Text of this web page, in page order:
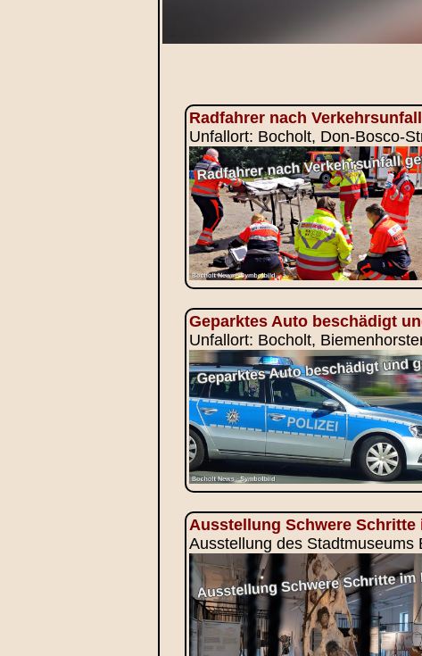
Radfahrer nach
Unfallort: Bocholt, Don-Bosco-
Geparktes Auto beschädigt
Unfallort: Bocholt,
Ausstellung Schwere Schritte
Ausstellung des Stadtmuseums